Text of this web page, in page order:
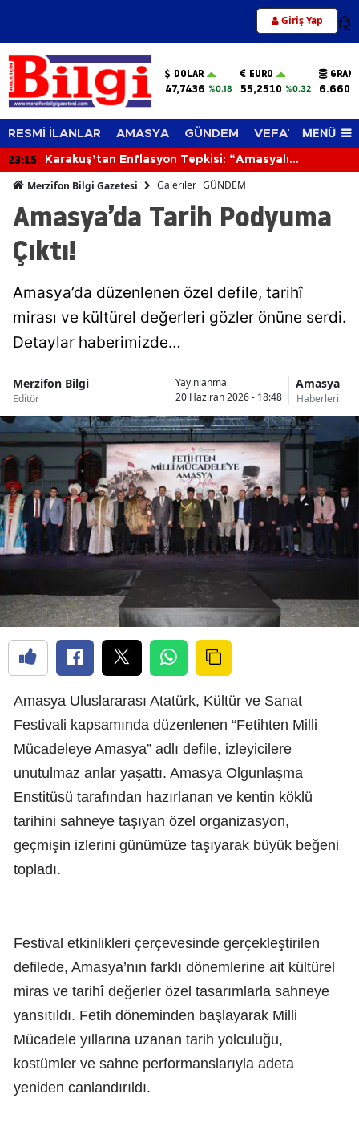
Giriş Yap 12
DOLAR
47,7436 %0.18
EURO
55,2510 %0.32
RESMİ İLANLAR AMASYA GÜNDEM VEFAT EDENLER
MENÜ
“Amasyalı
22:36 Merzifon’un Kur’an
Merzifon Bilgi Gazetesi Galeriler GÜNDEM
Amasya’da Tarih Podyuma
Çıktı!
Amasya’da düzenlenen özel defile, tarihî
mirası ve kültürel değerleri gözler önüne serdi.
Detaylar haberimizde…
Merzifon Bilgi
Editör
Yayınlanma
20 Haziran 2026 - 18:48
Amasya
Haberleri
Amasya Uluslararası Atatürk, Kültür ve Sanat
Festivali kapsamında düzenlenen “Fetihten Milli
Mücadeleye Amasya” adlı defile, izleyicilere
unutulmaz anlar yaşattı. Amasya Olgunlaşma
Enstitüsü tarafından hazırlanan ve kentin köklü
tarihini sahneye taşıyan özel organizasyon,
geçmişin izlerini günümüze taşıyarak büyük beğeni
topladı.
Festival etkinlikleri çerçevesinde gerçekleştirilen
defilede, Amasya’nın farklı dönemlerine ait kültürel
miras ve tarihî değerler özel tasarımlarla sahneye
yansıtıldı. Fetih döneminden başlayarak Milli
Mücadele yıllarına uzanan tarih yolculuğu,
kostümler ve sahne performanslarıyla adeta
yeniden canlandırıldı.